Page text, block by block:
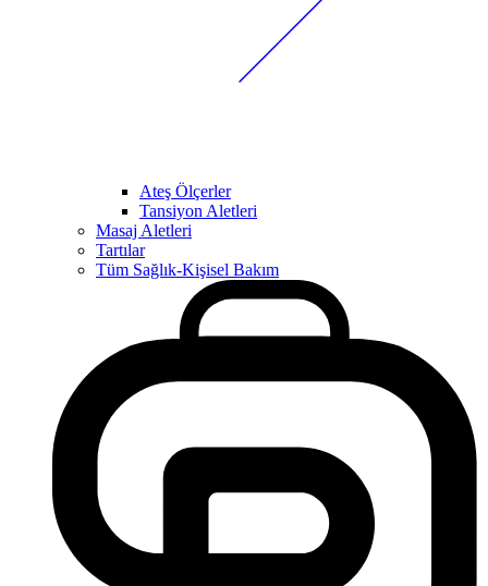
Ateş Ölçerler
Tansiyon Aletleri
Masaj Aletleri
Tartılar
Tüm Sağlık-Kişisel Bakım